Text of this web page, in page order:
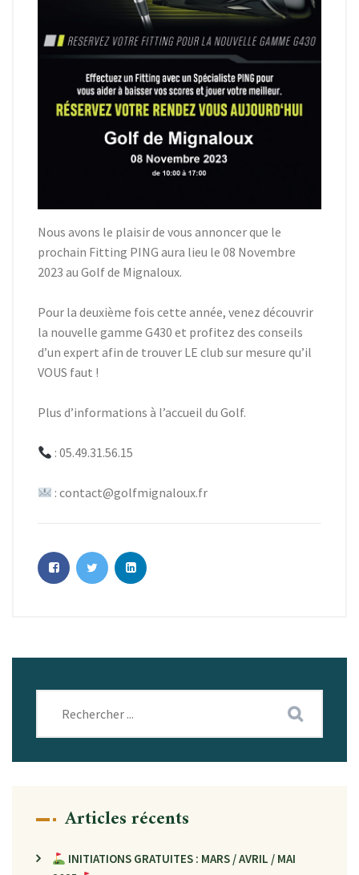
Nous avons le plaisir de vous annoncer que le
prochain Fitting PING aura lieu le 08 Novembre
2023 au Golf de Mignaloux.
Pour la deuxième fois cette année, venez découvrir
la nouvelle gamme G430 et profitez des conseils
d’un expert afin de trouver LE club sur mesure qu’il
VOUS faut !
Plus d’informations à l’accueil du Golf.
: 05.49.31.56.15
: contact@golfmignaloux.fr
Articles récents
INITIATIONS GRATUITES : MARS / AVRIL / MAI